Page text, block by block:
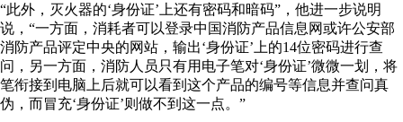
“此外，灭火器的‘身份证’上还有密码和暗码”，他进一步说明
说，“一方面，消耗者可以登录中国消防产品信息网或许公安部
消防产品评定中央的网站，输出‘身份证’上的14位密码进行查
问，另一方面，消防人员只有用电子笔对‘身份证’微微一划，将
笔衔接到电脑上后就可以看到这个产品的编号等信息并查问真
伪，而冒充‘身份证’则做不到这一点。”